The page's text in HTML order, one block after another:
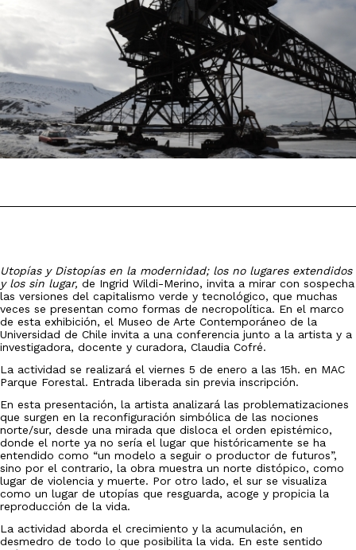
Utopías y Distopías en la modernidad; los no lugares extendidos
y los sin lugar, de Ingrid Wildi-Merino, invita a mirar con sospecha
las versiones del capitalismo verde y tecnológico, que muchas
veces se presentan como formas de necropolítica. En el marco
de esta exhibición, el Museo de Arte Contemporáneo de la
Universidad de Chile invita a una conferencia junto a la artista y a
investigadora, docente y curadora, Claudia Cofré.
La actividad se realizará el viernes 5 de enero a las 15h. en MAC
Parque Forestal. Entrada liberada sin previa inscripción.
En esta presentación, la artista analizará las problematizaciones
que surgen en la reconfiguración simbólica de las nociones
norte/sur, desde una mirada que disloca el orden epistémico,
donde el norte ya no sería el lugar que históricamente se ha
entendido como “un modelo a seguir o productor de futuros”,
sino por el contrario, la obra muestra un norte distópico, como
lugar de violencia y muerte. Por otro lado, el sur se visualiza
como un lugar de utopías que resguarda, acoge y propicia la
reproducción de la vida.
La actividad aborda el crecimiento y la acumulación, en
desmedro de todo lo que posibilita la vida. En este sentido